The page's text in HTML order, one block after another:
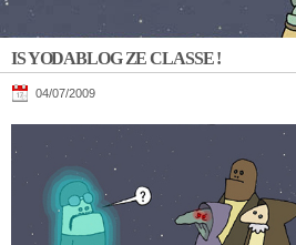
IS YODABLOG ZE CLASSE !
04/07/2009